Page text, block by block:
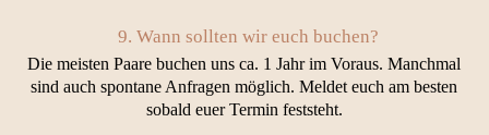
9. Wann sollten wir euch buchen?
Die meisten Paare buchen uns ca. 1 Jahr im Voraus. Manchmal
sind auch spontane Anfragen möglich. Meldet euch am besten
sobald euer Termin feststeht.